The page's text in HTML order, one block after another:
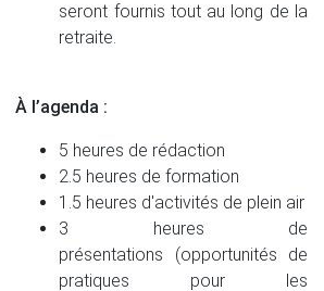
seront fournis tout au long de la
retraite.
À l’agenda :
5 heures de rédaction
2.5 heures de formation
1.5 heures d'activités de plein air
3 heures de
présentations (opportunités de
pratiques pour les